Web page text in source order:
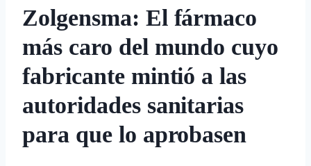
Zolgensma: El fármaco
más caro del mundo cuyo
fabricante mintió a las
autoridades sanitarias
para que lo aprobasen